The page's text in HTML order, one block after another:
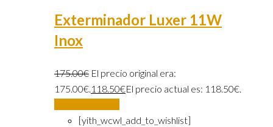
Exterminador Luxer 11W
Inox
175.00€ El precio original era:
175.00€.118.50€El precio actual es: 118.50€.
[yith_wcwl_add_to_wishlist]